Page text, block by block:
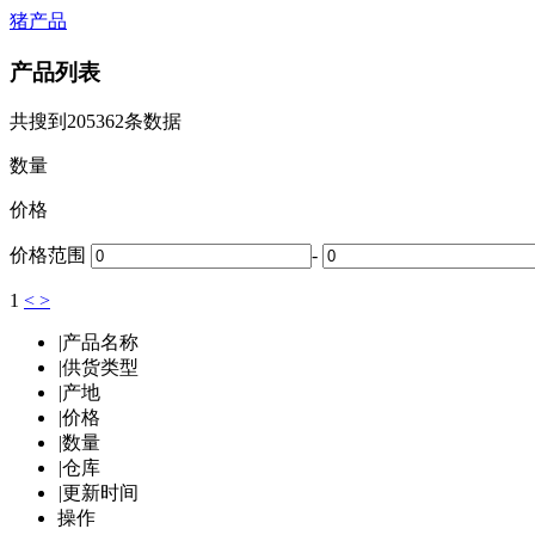
猪产品
产品列表
共搜到 205362条数据
数量
价格
价格范围 -
1 < >
|产品名称
|供货类型
|产地
|价格
|数量
|仓库
|更新时间
操作